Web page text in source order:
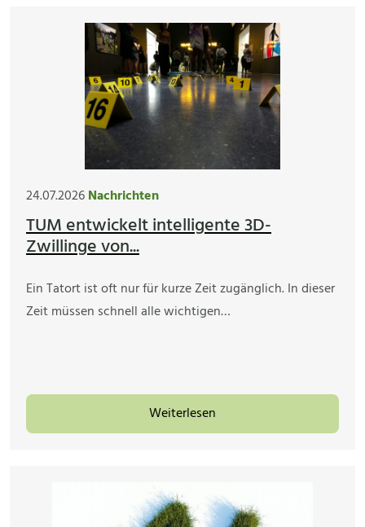
24.07.2026Nachrichten
TUM entwickelt intelligente 3D-
Zwillinge von...
Ein Tatort ist oft nur für kurze Zeit zugänglich. In dieser
Zeit müssen schnell alle wichtigen…
Weiterlesen